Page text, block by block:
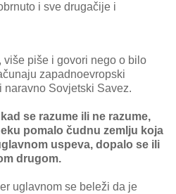
i sve drugačije i
piše i govori nego o bilo
zapadnoevropski
Sovjetski Savez.
se razume ili ne razume,
pomalo čudnu zemlju koja
uspeva, dopalo se ili
drugom.
uglavnom se beleži da je